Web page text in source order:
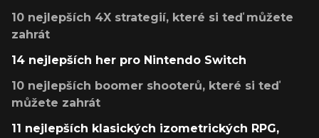
10 nejlepších 4X strategií, které si teď můžete
zahrát
14 nejlepších her pro Nintendo Switch
10 nejlepších boomer shooterů, které si teď
můžete zahrát
11 nejlepších klasických izometrických RPG,